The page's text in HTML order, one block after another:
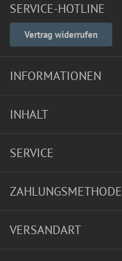
SERVICE-HOTLINE
Vertrag widerrufen
INFORMATIONEN
INHALT
SERVICE
ZAHLUNGSMETHODE
VERSANDART